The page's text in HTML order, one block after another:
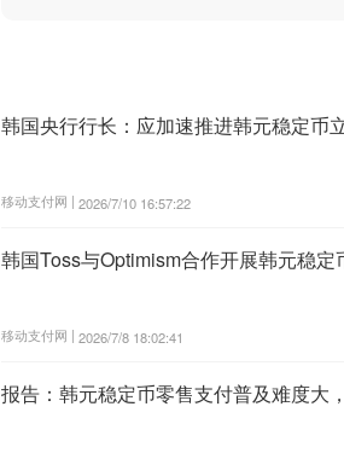
韩国央行行长：应加速推进韩元稳定币
移动支付网 | 2026/7/10 16:57:22
韩国Toss与Optimism合作开展韩元稳定
移动支付网 | 2026/7/8 18:02:41
报告：韩元稳定币零售支付普及难度大